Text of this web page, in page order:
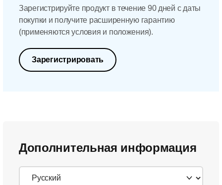
Зарегистрируйте продукт в течение 90 дней с даты
покупки и получите расширенную гарантию
(применяются условия и положения).
Зарегистрировать
Дополнительная информация